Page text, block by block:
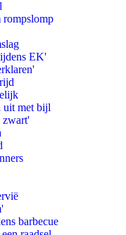
rompslomp
EK'
uit met bijl
zwart'
barbecue